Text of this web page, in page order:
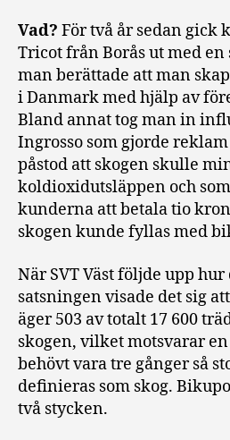
Vad? För två år sedan gick
Tricot från Borås ut med
man berättade att man
i Danmark med hjälp av
Bland annat tog man in
Ingrosso som gjorde
påstod att skogen skulle
koldioxidutsläppen och
kunderna att betala tio
skogen kunde fyllas med
När SVT Väst följde upp
satsningen visade det sig
äger 503 av totalt 17 600
skogen, vilket motsvarar en
behövt vara tre gånger så
definieras som skog.
två stycken.